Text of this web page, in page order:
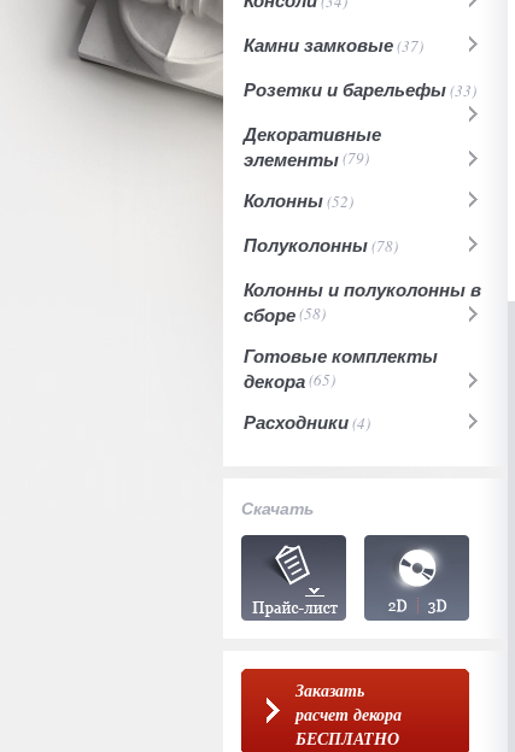
Камни замковые(37)
Розетки и барельефы(33)
Декоративные
элементы(79)
Колонны(52)
Полуколонны(78)
Колонны и полуколонны в
сборе(58)
Готовые комплекты
декора(65)
Расходники(4)
Скачать
Заказать
расчет декора
БЕСПЛАТНО